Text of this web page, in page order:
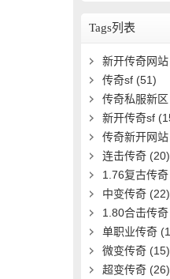
Tags列表
新开传奇网站
5) 传奇sf (51)
传奇私服新区
9) 新开传奇sf
传奇新开网站
5) 连击传奇 (20)
1.76复古传奇
9)
中变传奇 (22)
1.80合击传奇
8) 单职业传奇
1) 微变传奇 (15)
超变传奇 (26)